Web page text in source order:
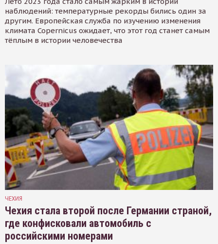
наблюдений: температурные рекорды бились один за
другим. Европейская служба по изучению изменения
климата Copernicus ожидает, что этот год станет самым
тёплым в истории человечества
ЧЕХИЯ
Чехия стала второй после Германии страной,
где конфисковали автомобиль с
российскими номерами